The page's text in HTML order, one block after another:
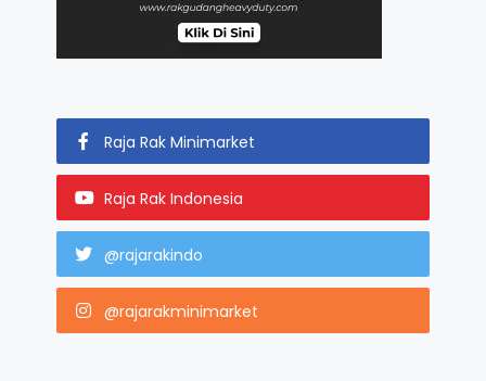
Raja Rak Minimarket
Raja Rak Indonesia
@rajarakindo
@rajarakminimarket